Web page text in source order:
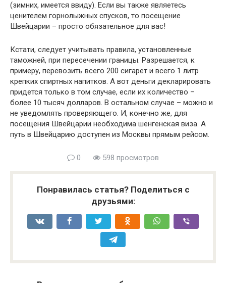
(зимних, имеется ввиду). Если вы также являетесь
ценителем горнолыжных спусков, то посещение
Швейцарии – просто обязательное для вас!
Кстати, следует учитывать правила, установленные
таможней, при пересечении границы. Разрешается, к
примеру, перевозить всего 200 сигарет и всего 1 литр
крепких спиртных напитков. А вот деньги декларировать
придется только в том случае, если их количество –
более 10 тысяч долларов. В остальном случае – можно и
не уведомлять проверяющего. И, конечно же, для
посещения Швейцарии необходима шенгенская виза. А
путь в Швейцарию доступен из Москвы прямым рейсом.
0 598 просмотров
Понравилась статья? Поделиться с
друзьями: